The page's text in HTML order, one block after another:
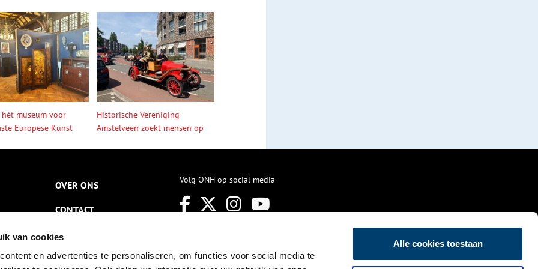
van cookies
en advertenties te personaliseren, om functies voor social media te
Alle cookies toestaan
hét museum voor
Europese Kunst
Historische Vereniging
Amstelveen zoekt mensen op
OVER ONS
CONTACT
NIEUWSBRIEF
DISCLAIMER
Volg ONH op social media